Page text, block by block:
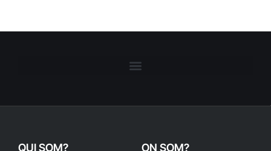
QUI SOM? ON SOM?